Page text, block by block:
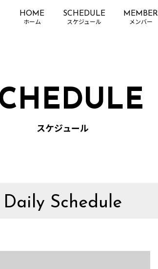
HOME SCHEDULE MEMBER
スケジュール
Daily Schedule